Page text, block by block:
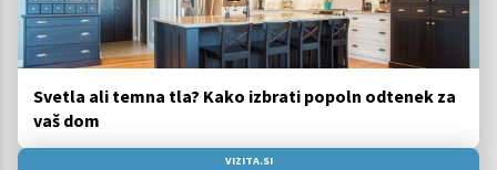
Svetla ali temna tla? Kako izbrati popoln odtenek za
vaš dom
VIZITA.SI